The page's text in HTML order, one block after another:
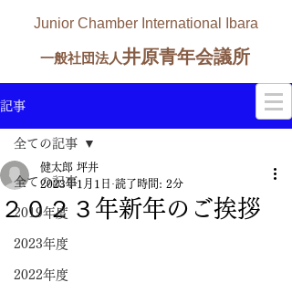
Junior Chamber International Ibara
一般社団法人井原青年会議所
記事
全ての記事
2019年度
2023年度
2022年度
全ての記事
２０２３年新年のご挨拶
健太郎 坪井
2023年1月1日 読了時間: 2分